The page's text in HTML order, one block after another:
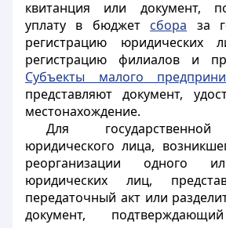
квитанция или документ,
уплату в бюджет сбора за
регистрацию юридических
регистрацию филиалов и
Субъекты малого
представляют документ,
местонахождение.
Для государственной
юридического лица,
реорганизации одного
юридических лиц,
передаточный акт или
документ,